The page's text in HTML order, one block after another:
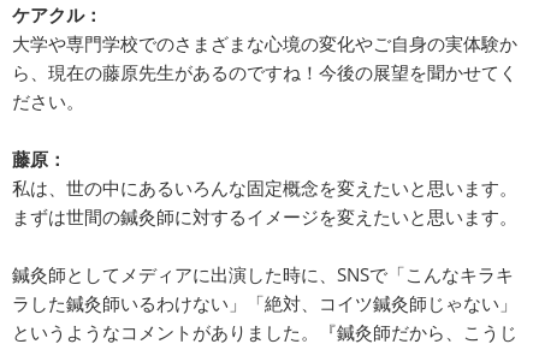
ケアクル：
大学や専門学校でのさまざまな心境の変化やご自身の実体験か
ら、現在の藤原先生があるのですね！今後の展望を聞かせてく
ださい。
藤原：
私は、世の中にあるいろんな固定概念を変えたいと思います。
まずは世間の鍼灸師に対するイメージを変えたいと思います。
鍼灸師としてメディアに出演した時に、SNSで「こんなキラキ
ラした鍼灸師いるわけない」「絶対、コイツ鍼灸師じゃない」
というようなコメントがありました。『鍼灸師だから、こうじ